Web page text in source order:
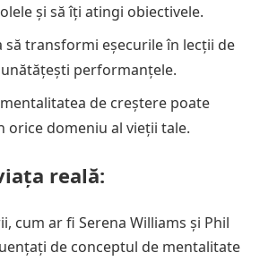
și să îți atingi obiectivele.
să transformi eșecurile în lecții de
performanțele.
de creștere poate
orice domeniu al vieții tale.
reală:
cum ar fi Serena Williams și Phil
de conceptul de mentalitate